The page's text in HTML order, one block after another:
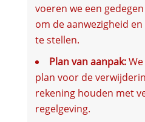
voeren we een
om de aanwezigheid
te stellen.
Plan van aanpak:We
plan voor de
rekening houden met
regelgeving.